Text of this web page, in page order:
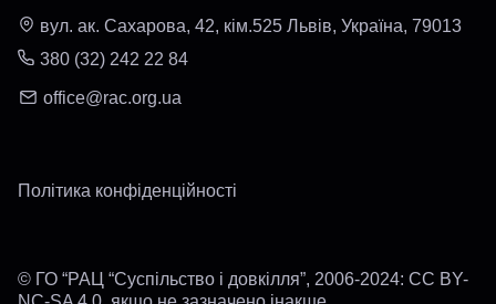
вул. ак. Сахарова, 42, кім.525 Львів, Україна, 79013
380 (32) 242 22 84
office@rac.org.ua
Політика конфіденційності
© ГО “РАЦ “Суспільство і довкілля”, 2006-2024: CC BY-